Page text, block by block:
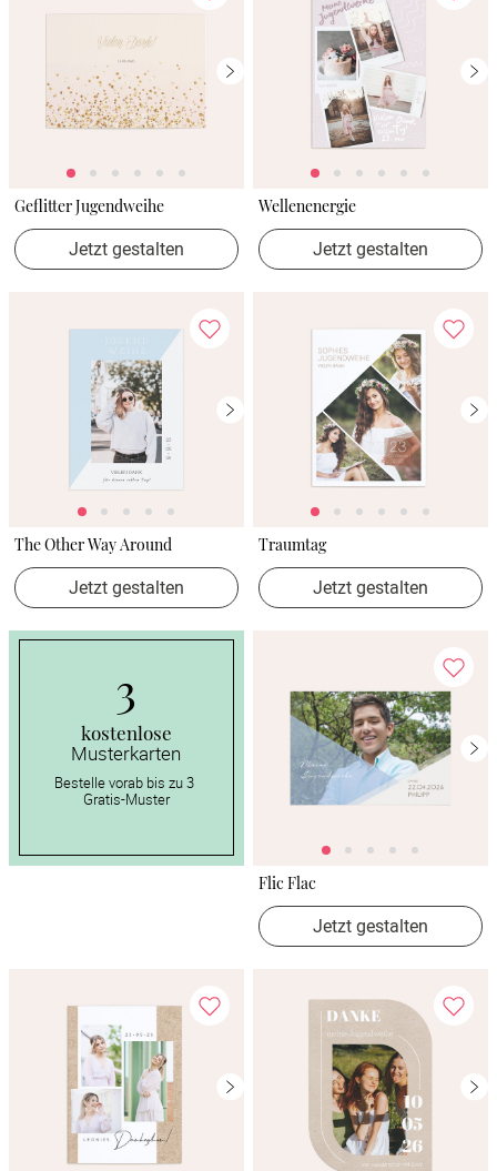
Geflitter Jugendweihe
Jetzt gestalten
Wellenenergie
Jetzt gestalten
The Other Way Around
Jetzt gestalten
Traumtag
Jetzt gestalten
3
kostenlose
Musterkarten
Bestelle vorab bis zu 3
Gratis-Muster
Flic Flac
Jetzt gestalten